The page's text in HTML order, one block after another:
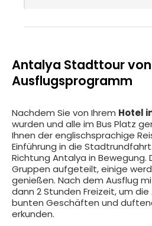
Antalya Stadttour von
Ausflugsprogramm
Nachdem Sie von Ihrem Hotel
wurden und alle im Bus Platz
Ihnen der englischsprachige
Einführung in die
Richtung Antalya in Bewegung.
Gruppen aufgeteilt, einige
genießen. Nach dem Ausflug
dann 2 Stunden Freizeit, um
bunten Geschäften und
erkunden.